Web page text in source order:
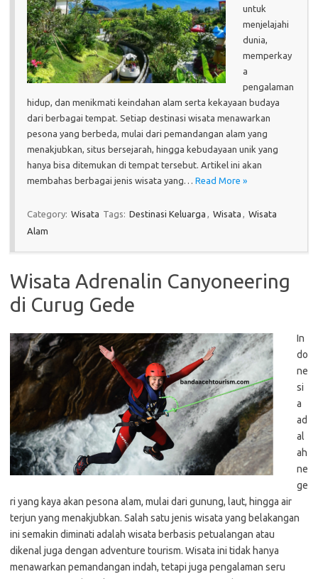
untuk
menjelajahi
dunia,
memperkay
a
pengalaman
hidup, dan menikmati keindahan alam serta kekayaan budaya
dari berbagai tempat. Setiap destinasi wisata menawarkan
pesona yang berbeda, mulai dari pemandangan alam yang
menakjubkan, situs bersejarah, hingga kebudayaan unik yang
hanya bisa ditemukan di tempat tersebut. Artikel ini akan
membahas berbagai jenis wisata yang… Read More »
Category: Wisata Tags: Destinasi Keluarga , Wisata , Wisata
Alam
Wisata Adrenalin Canyoneering
di Curug Gede
In
do
ne
si
a
ad
al
ah
ne
ge
ri yang kaya akan pesona alam, mulai dari gunung, laut, hingga air
terjun yang menakjubkan. Salah satu jenis wisata yang belakangan
ini semakin diminati adalah wisata berbasis petualangan atau
dikenal juga dengan adventure tourism. Wisata ini tidak hanya
menawarkan pemandangan indah, tetapi juga pengalaman seru